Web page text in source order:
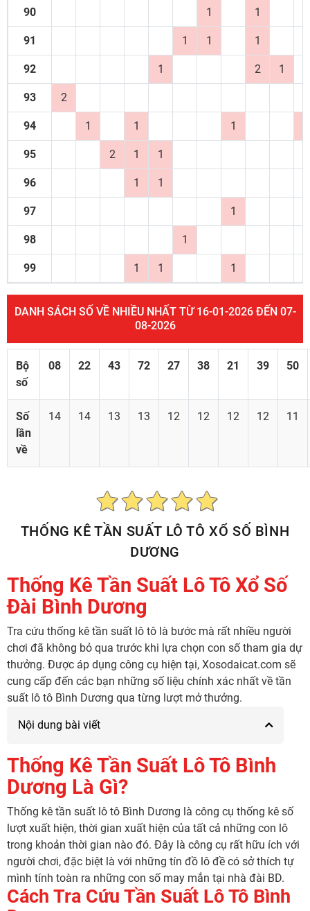
90 1 1
91 1 1 1
92 1 2 1
93 2
94 1 1 1
95 2 1 1
96 1 1
97 1
98 1
99 1 1 1
DANH SÁCH SỐ VỀ NHIỀU NHẤT TỪ 16-01-2026 ĐẾN 07-
08-2026
Bộ
số
08 22 43 72 27 38 21 39 50
Số
lần
về
14 14 13 13 12 12 12 12 11
THỐNG KÊ TẦN SUẤT LÔ TÔ XỔ SỐ BÌNH
DƯƠNG
Thống Kê Tần Suất Lô Tô Xổ Số
Đài Bình Dương
Tra cứu thống kê tần suất lô tô là bước mà rất nhiều người
chơi đã không bỏ qua trước khi lựa chọn con số tham gia dự
thưởng. Được áp dụng công cụ hiện tại, Xosodaicat.com sẽ
cung cấp đến các bạn những số liệu chính xác nhất về tần
suất lô tô Bình Dương qua từng lượt mở thưởng.
Nội dung bài viết
Thống Kê Tần Suất Lô Tô Bình
Dương Là Gì?
Thống kê tần suất lô tô Bình Dương là công cụ thống kê số
lượt xuất hiện, thời gian xuất hiện của tất cả những con lô
trong khoản thời gian nào đó. Đây là công cụ rất hữu ích với
người chơi, đặc biệt là với những tín đồ lô đề có sở thích tự
mình tính toàn ra những con số may mắn tại nhà đài BD.
Cách Tra Cứu Tần Suất Lô Tô Bình